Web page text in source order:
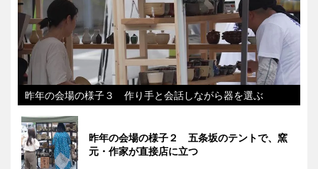
昨年の会場の様子３ 作り手と会話しながら器を選ぶ
昨年の会場の様子２ 五条坂のテントで、窯
元・作家が直接店に立つ